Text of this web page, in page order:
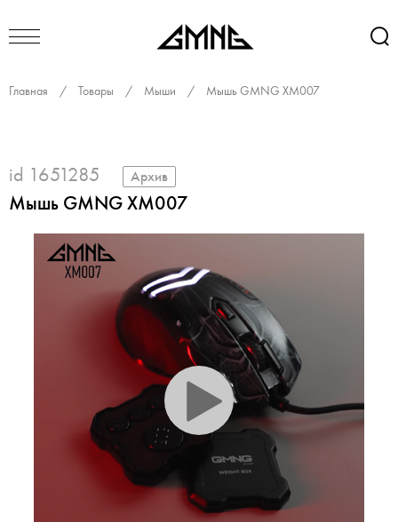
Главная / Товары / Мыши / Мышь GMNG XM007
id 1651285 Архив
Мышь GMNG XM007